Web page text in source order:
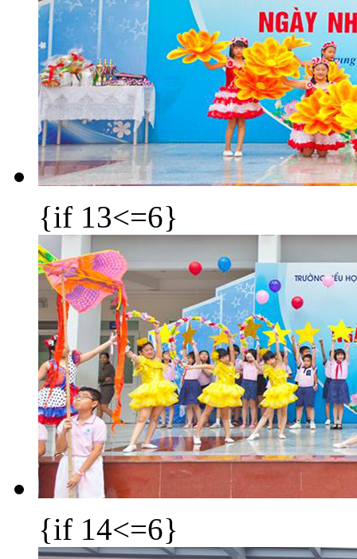
{if 13<=6}
{if 14<=6}